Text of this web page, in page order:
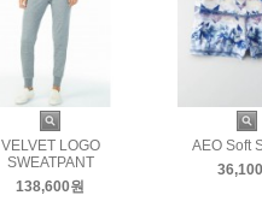
VELVET LOGO
SWEATPANT
138,600원
AEO Soft